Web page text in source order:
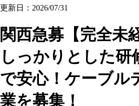
更新日：2026/07/31
関西急募【完全未
しっかりとした研
で安心！ケーブル
業を募集！